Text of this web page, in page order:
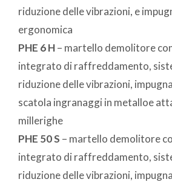
riduzione delle vibrazioni, e
ergonomica
PHE 6 H– martello demolitore
integrato di raffreddamento,
riduzione delle vibrazioni,
scatola ingranaggi in metalloe
millerighe
PHE 50 S – martello demolitore
integrato di raffreddamento,
riduzione delle vibrazioni,